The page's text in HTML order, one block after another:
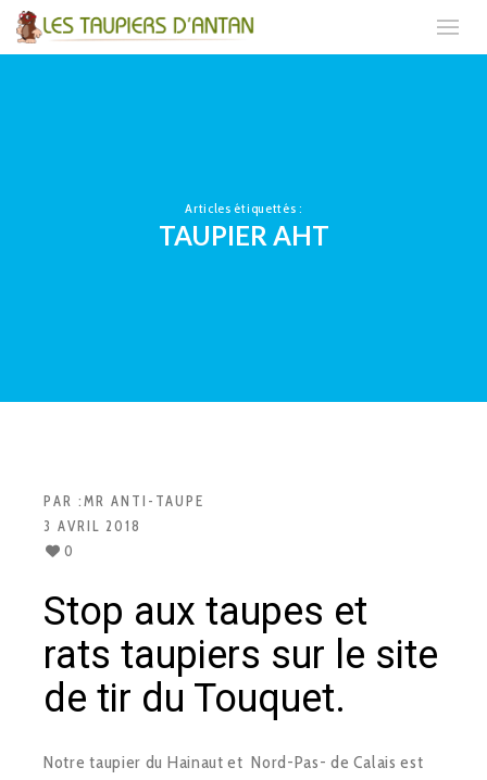
Articles étiquettés :
TAUPIER AHT
PAR :MR ANTI-TAUPE
3 AVRIL 2018
0
Stop aux taupes et
rats taupiers sur le site
de tir du Touquet.
Notre taupier du Hainaut et Nord-Pas- de Calais est